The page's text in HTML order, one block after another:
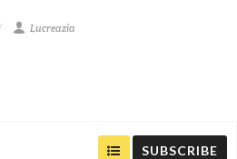
Lucreazia
SUBSCRIBE